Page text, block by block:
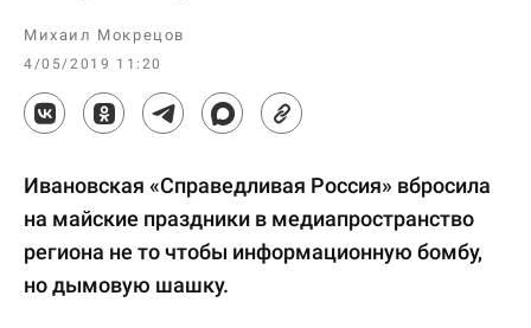
Михаил Мокрецов
4/05/2019 11:20
Ивановская «Справедливая Россия» вбросила
на майские праздники в медиапространство
региона не то чтобы информационную бомбу,
но дымовую шашку.